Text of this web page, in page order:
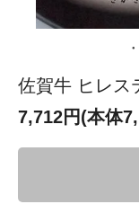
佐賀牛 ヒレス
7,712円(本体